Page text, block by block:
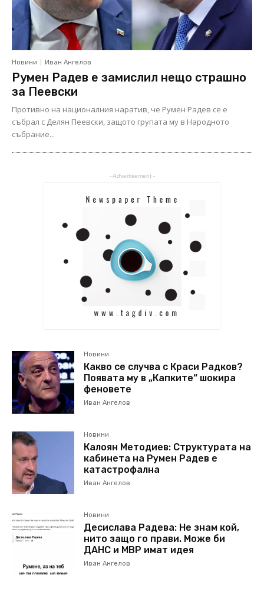
Новини Иван Ангелов
Румен Радев е замислил нещо страшно
за Пеевски
Противно на националния наратив, че Румен Радев се е
събрал с Делян Пеевски, защото групата му в Народното
събрание...
- Advertisement -
Новини
Какво се случва с Краси Радков?
Появата му в „Капките“ шокира
феновете
Иван Ангелов
Новини
Калоян Методиев: Структурата на
кабинета на Румен Радев е
катастрофална
Иван Ангелов
Новини
Десислава Радева: Не знам кой,
нито защо го прави. Може би
ДАНС и МВР имат идея
Иван Ангелов